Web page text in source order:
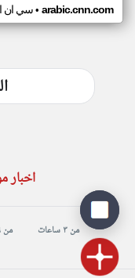
سي ان• arabic.cnn.com
اخبار
من ٣ ساعات من ٦ ساعات